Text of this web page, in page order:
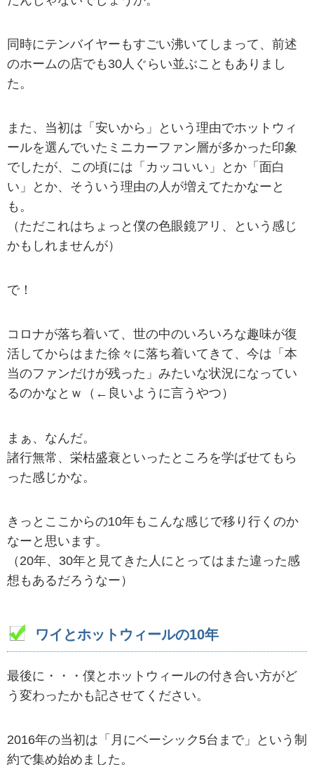
同時にテンバイヤーもすごい沸いてしまって、前述
のホームの店でも30人ぐらい並ぶこともありまし
た。
また、当初は「安いから」という理由でホットウィ
ールを選んでいたミニカーファン層が多かった印象
でしたが、この頃には「カッコいい」とか「面白
い」とか、そういう理由の人が増えてたかなーと
も。
（ただこれはちょっと僕の色眼鏡アリ、という感じ
かもしれませんが）
で！
コロナが落ち着いて、世の中のいろいろな趣味が復
活してからはまた徐々に落ち着いてきて、今は「本
当のファンだけが残った」みたいな状況になってい
るのかなとｗ（←良いように言うやつ）
まぁ、なんだ。
諸行無常、栄枯盛衰といったところを学ばせてもら
った感じかな。
きっとここからの10年もこんな感じで移り行くのか
なーと思います。
（20年、30年と見てきた人にとってはまた違った感
想もあるだろうなー）
ワイとホットウィールの10年
最後に・・・僕とホットウィールの付き合い方がど
う変わったかも記させてください。
2016年の当初は「月にベーシック5台まで」という制
約で集め始めました。